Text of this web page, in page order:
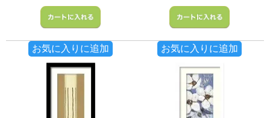
お気に入りに追加 お気に入りに追加